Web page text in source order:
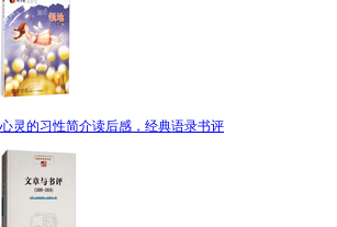
心灵的习性简介读后感，经典语录书评